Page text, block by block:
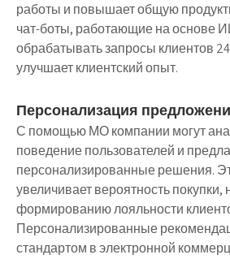
работы и повышает общую
чат-боты, работающие на основе
обрабатывать запросы клиентов
улучшает клиентский опыт.
Персонализация
С помощью МО компании могут
поведение пользователей и
персонализированные решения.
увеличивает вероятность покупки,
формированию лояльности
Персонализированные
стандартом в электронной